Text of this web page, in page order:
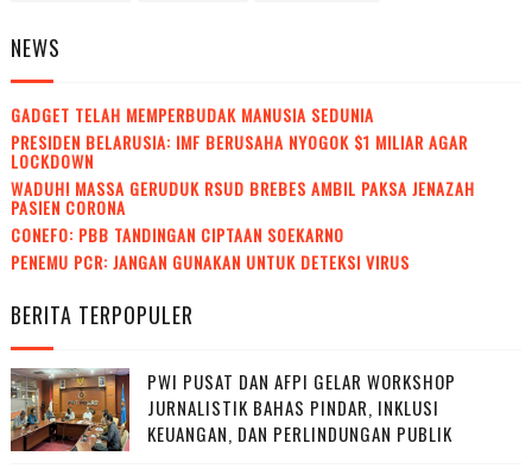
NEWS
GADGET TELAH MEMPERBUDAK MANUSIA SEDUNIA
PRESIDEN BELARUSIA: IMF BERUSAHA NYOGOK $1 MILIAR AGAR
LOCKDOWN
WADUH! MASSA GERUDUK RSUD BREBES AMBIL PAKSA JENAZAH
PASIEN CORONA
CONEFO: PBB TANDINGAN CIPTAAN SOEKARNO
PENEMU PCR: JANGAN GUNAKAN UNTUK DETEKSI VIRUS
BERITA TERPOPULER
PWI PUSAT DAN AFPI GELAR WORKSHOP
JURNALISTIK BAHAS PINDAR, INKLUSI
KEUANGAN, DAN PERLINDUNGAN PUBLIK